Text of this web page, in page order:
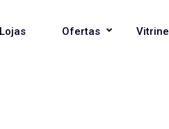
Lojas Ofertas Vitrine